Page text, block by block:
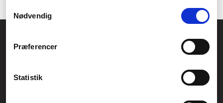
Nødvendig
Præferencer
Statistik
CVR.: 26208637
Generelle henvendelser: